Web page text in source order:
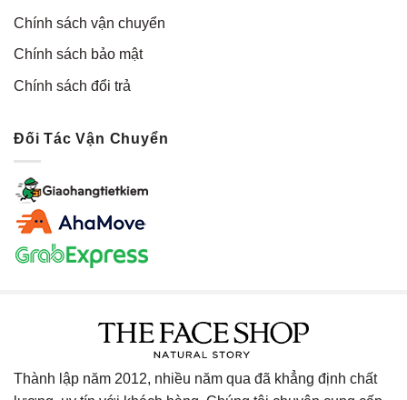
Chính sách vận chuyển
Chính sách bảo mật
Chính sách đổi trả
Đối Tác Vận Chuyển
Thành lập năm 2012, nhiều năm qua đã khẳng định chất